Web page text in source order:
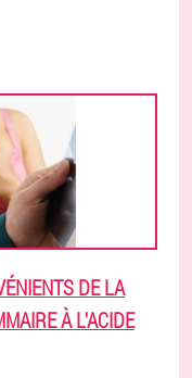
DE LA
À L'ACIDE